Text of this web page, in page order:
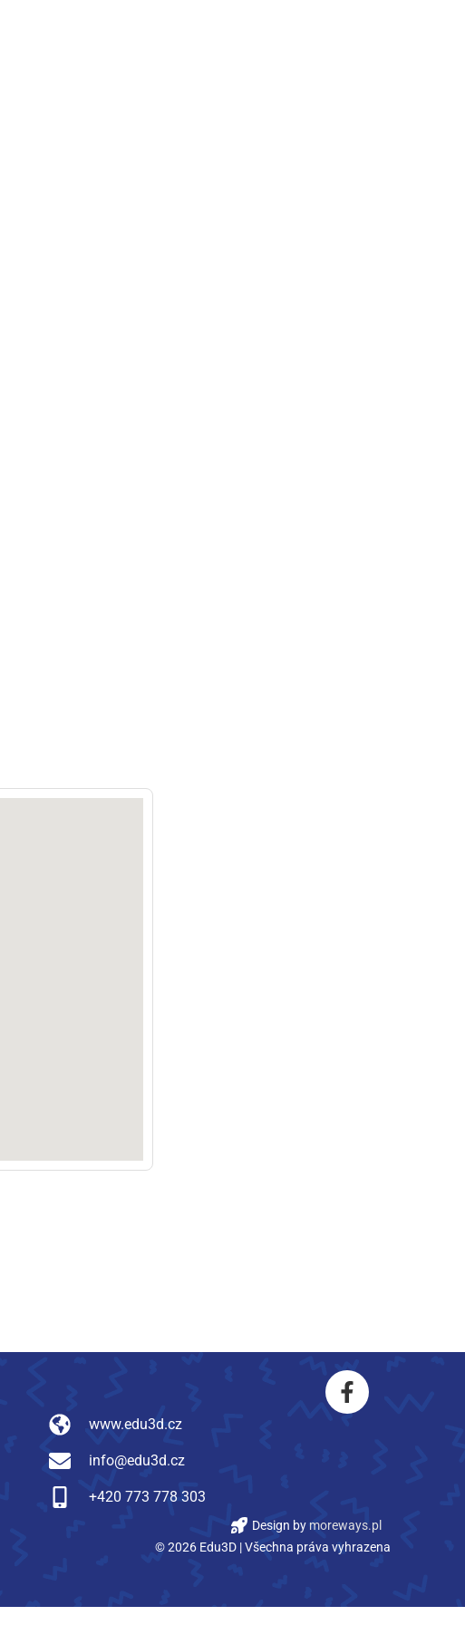
www.edu3d.cz
info@edu3d.cz
+420 773 778 303
Design by moreways.pl
© 2026 Edu3D | Všechna práva vyhrazena